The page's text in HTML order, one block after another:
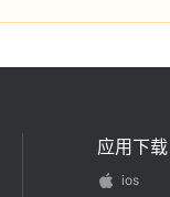
应用下载
ios